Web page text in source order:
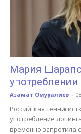
Мария
Азамат Омуралиев -
Российская
употребление
временно запретила